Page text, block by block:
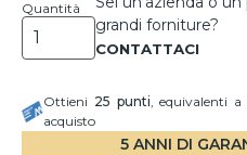
Quantità
grandi forniture?
Ottieni 25 punti, equivalenti
acquisto
5 ANNI DI